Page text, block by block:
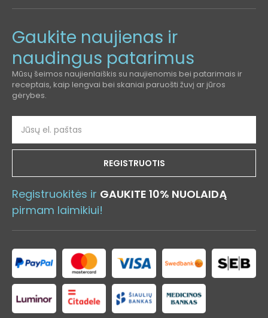
Gaukite naujienas ir
naudingus patarimus
Mūsų šeimos naujienlaiškis su naujienomis bei patarimais ir
receptais, kaip lengvai bei skaniai paruošti žuvį ar jūros
gėrybes.
REGISTRUOTIS
Registruokitės ir GAUKITE 10% NUOLAIDĄ
pirmam laimikiui!